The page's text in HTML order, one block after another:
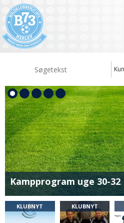
Kampprogram uge 30-32
KLUBNYT KLUBNYT